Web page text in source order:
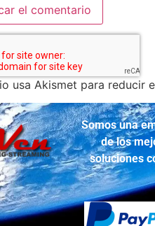
usa Akismet para reducir
Somos una
de los
soluciones